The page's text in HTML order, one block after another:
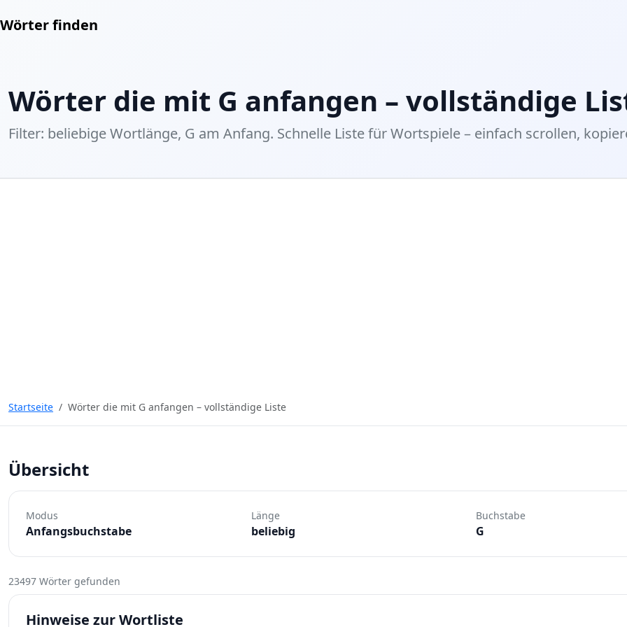
Wörter finden
Wörter die mit G anfangen – vollständige
Filter: beliebige Wortlänge, G am Anfang. Schnelle Liste für Wortspiele – einfach scrollen,
Startseite Wörter die mit G anfangen – vollständige Liste
Übersicht
Modus
Anfangsbuchstabe
Länge
beliebig
Buchstabe
G
23497 Wörter gefunden
Hinweise zur Wortliste